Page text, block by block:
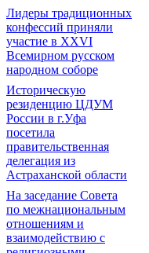
Лидеры традиционных
конфессий приняли
участие в XXVI
Всемирном русском
народном соборе
Историческую
резиденцию ЦДУМ
России в г.Уфа
посетила
правительственная
делегация из
Астраханской области
На заседание Совета
по межнациональным
отношениям и
взаимодействию с